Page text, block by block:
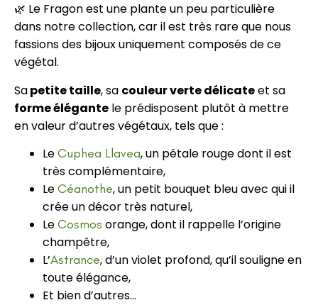
🌿 Le Fragon est une plante un peu particulière
dans notre collection, car il est très rare que nous
fassions des bijoux uniquement composés de ce
végétal.
Sapetite taille, sa couleur verte délicateet sa
forme élégante le prédisposent plutôt à mettre
en valeur d’autres végétaux, tels que :
LeCuphea Llavea, un pétale rouge dont il est
très complémentaire,
LeCéanothe, un petit bouquet bleu avec qui il
crée un décor très naturel,
LeCosmos orange, dont il rappelle l’origine
champêtre,
L’Astrance, d’un violet profond, qu’il souligne en
toute élégance,
Et bien d’autres…